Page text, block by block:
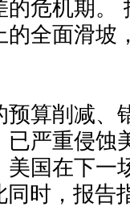
危机期。
全面滑坡
算削减、
严重侵蚀
国在下一
同时，报告